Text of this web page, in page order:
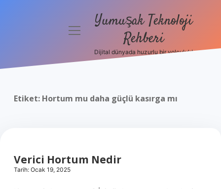
Politikası
menüyüYumuşak Teknoloji
Rehberi
Dijital dünyada huzurlu bir yolculuk!
Etiket: Hortum mu daha güçlü kasırga mı
Verici Hortum Nedir
Tarih: Ocak 19, 2025